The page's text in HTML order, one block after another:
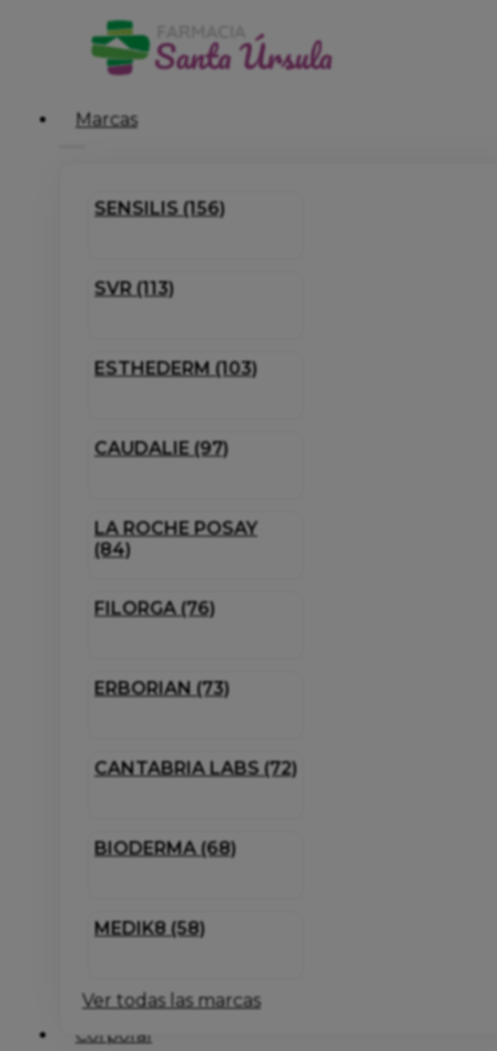
Marcas
SENSILIS (156)
SVR (113)
ESTHEDERM (103)
CAUDALIE (97)
LA ROCHE POSAY
(84)
FILORGA (76)
ERBORIAN (73)
CANTABRIA LABS (72)
BIODERMA (68)
MEDIK8 (58)
Ver todas las marcas
Corporal